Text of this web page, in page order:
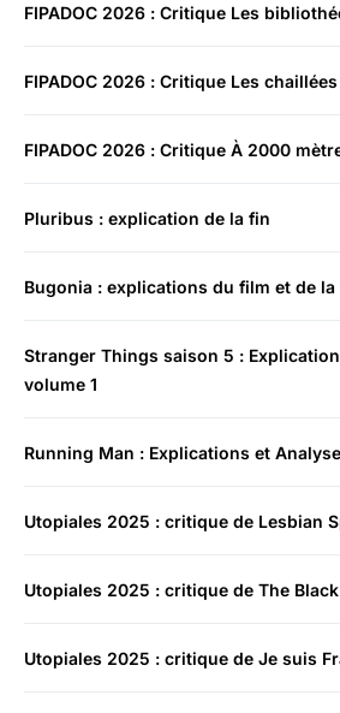
FIPADOC 2026 : Critique Les
FIPADOC 2026 : Critique Les chaillées
FIPADOC 2026 : Critique À 2000
Pluribus : explication de la fin
Bugonia : explications du film et de la
Stranger Things saison 5 :
volume 1
Running Man : Explications et Analyse
Utopiales 2025 : critique de Lesbian
Utopiales 2025 : critique de The
Utopiales 2025 : critique de Je suis